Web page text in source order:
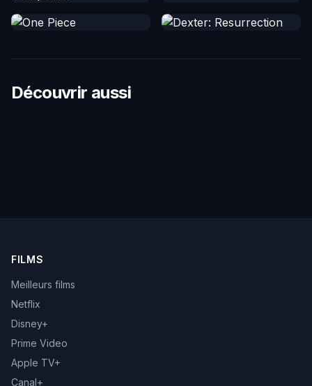
Découvrir aussi
FILMS
Meilleurs films
Netflix
Disney+
Prime Video
Apple TV+
Canal+